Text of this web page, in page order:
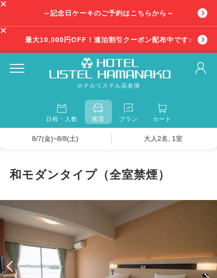
～記念日ケーキのご予約はこちらから～
最大10,000円OFF！連泊割引クーポン配布中です♪
ホテルリステル浜名湖
日程・人数 客室 プラン カート
8/7(金)~8/8(土) 大人2名, 1室
和モダンタイプ（全室禁煙）